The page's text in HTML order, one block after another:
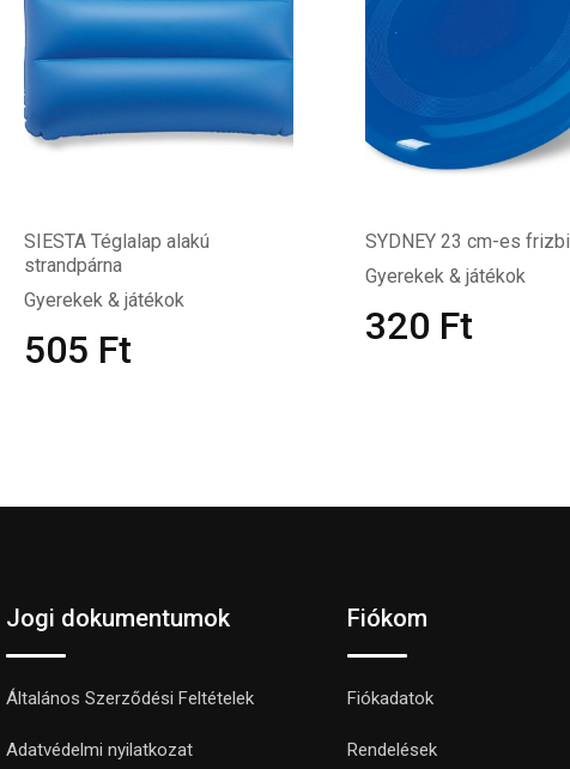
SIESTA Téglalap alakú
strandpárna
Gyerekek & játékok
505 Ft
SYDNEY 23 cm-es frizbi
Gyerekek & játékok
320 Ft
Jogi dokumentumok
Általános Szerződési Feltételek
Adatvédelmi nyilatkozat
Fiókom
Fiókadatok
Rendelések